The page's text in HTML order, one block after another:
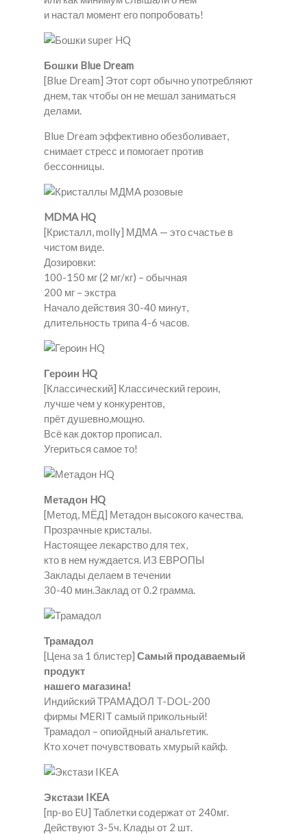
и настал момент его попробовать!
Бошки Blue Dream
[Blue Dream] Этот сорт обычно употребляют
днем, так чтобы он не мешал заниматься
делами.
Blue Dream эффективно обезболивает,
снимает стресс и помогает против
бессонницы.
MDMA HQ
[Кристалл, molly] МДМА — это счастье в
чистом виде.
Дозировки:
100-150 мг (2 мг/кг) – обычная
200 мг – экстра
Начало действия 30-40 минут,
длительность трипа 4-6 часов.
Героин HQ
[Классический] Классический героин,
лучше чем у конкурентов,
прёт душевно,мощно.
Всё как доктор прописал.
Угериться самое то!
Метадон HQ
[Метод, МЁД] Метадон высокого качества.
Прозрачные кристалы.
Настоящее лекарство для тех,
кто в нем нуждается. ИЗ ЕВРОПЫ
Заклады делаем в течении
30-40 мин.Заклад от 0.2 грамма.
Трамадол
[Цена за 1 блистер] Самый продаваемый
продукт
нашего магазина!
Индийский ТРАМАДОЛ T-DOL-200
фирмы MERIT самый прикольный!
Трамадол – опиойдный анальгетик.
Кто хочет почувствовать хмурый кайф.
Экстази IKEA
[пр-во EU] Таблетки содержат от 240мг.
Действуют 3-5ч. Клады от 2 шт.